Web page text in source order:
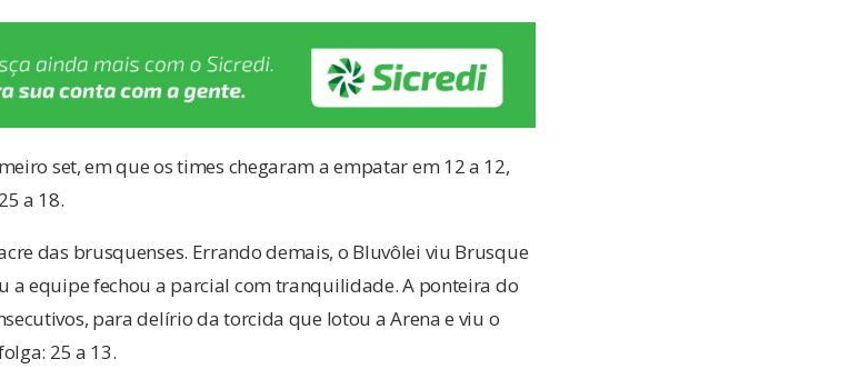
set, em que os times chegaram a empatar em 12 a 12,
a 18.
das brusquenses. Errando demais, o Bluvôlei viu Brusque
a equipe fechou a parcial com tranquilidade. A ponteira do
para delírio da torcida que lotou a Arena e viu o
25 a 13.